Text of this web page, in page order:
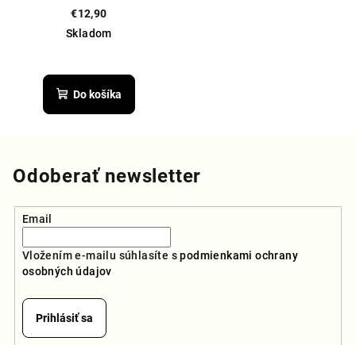
€12,90
Skladom
hodnotenie
produktu
hviezdičiek.
Do košíka
Odoberať newsletter
Email
Vložením e-mailu súhlasíte spodmienkami ochrany
osobných údajov
Prihlásiť sa